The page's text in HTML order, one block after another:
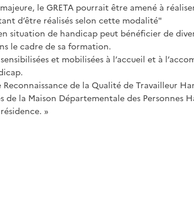
le GRETA pourrait être amené à
d’être réalisés selon cette modalité"
situation de handicap peut bénéficier de
le cadre de sa formation.
et mobilisées à l’accueil et à
Reconnaissance de la Qualité de Travailleur
de la Maison Départementale des Personnes
»